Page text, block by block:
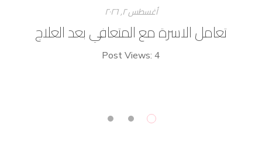
أغسطس ۲, ۲۰۲٦
تعامل الاسرة مع المتعافي بعد العلاج
Post Views: 4